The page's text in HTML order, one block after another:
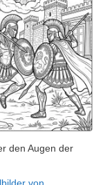
den Augen der